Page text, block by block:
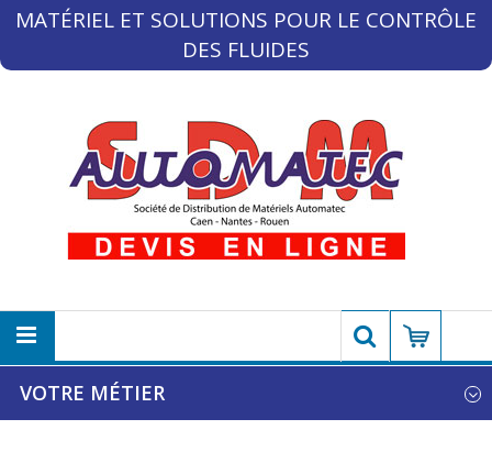
MATÉRIEL ET SOLUTIONS POUR LE CONTRÔLE
DES FLUIDES
VOTRE MÉTIER